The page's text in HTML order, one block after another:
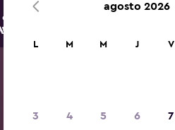
de hoteles y alojamientos.
agosto 2026
L M M J V
3 4 5 6 7